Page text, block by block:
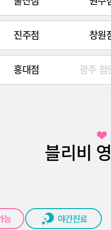
진주점 창원
홍대점 광주 첨
블리비